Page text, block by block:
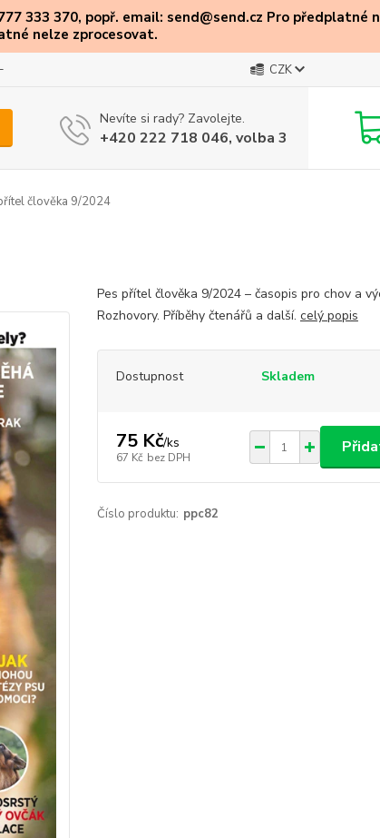
333 370, popř. email: send@send.cz Pro předplatné
nelze zprocesovat.
- CZK
Nevíte si rady? Zavolejte.
+420 222 718 046, volba 3
člověka 9/2024
Pes přítel člověka 9/2024 – časopis pro chov a
Rozhovory. Příběhy čtenářů a další. celý popis
Dostupnost Skladem
75 Kč/ks
67 Kč bez DPH
Číslo produktu: ppc82